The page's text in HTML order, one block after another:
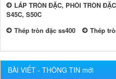
LÁP TRÒN ĐẶC, PHÔI TRÒN
S45C, S50C
Thép tròn đặc ss400
Thép
BÀI VIẾT - THÔNG TIN mới